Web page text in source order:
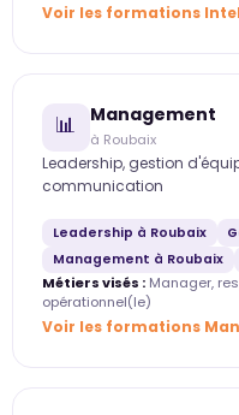
Voir les formations
📊 Management
à Roubaix
Leadership, gestion
communication
Leadership à Roubaix
Management à Roubaix
Métiers visés : Manager,
opérationnel(le)
Voir les formations